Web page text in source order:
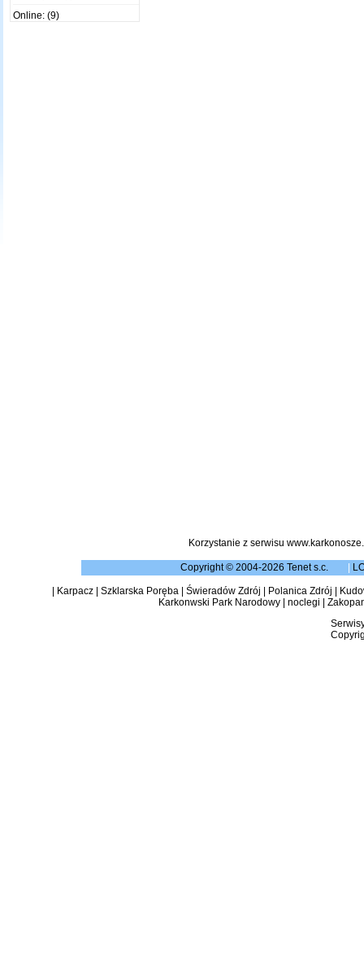
Online: (9)
Korzystanie z serwisu
Copyright © 2004-2026 Tenet s.c.
Karpacz| Szklarska Poręba| Świeradów Zdrój Polanica Zdrój
Karkonwski Park Narodowy| noclegi